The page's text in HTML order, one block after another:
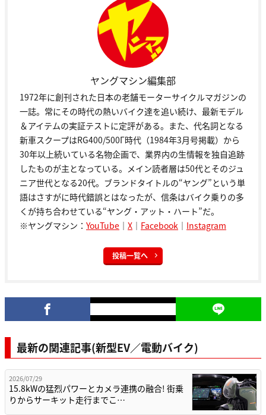
ヤングマシン編集部
1972年に創刊された日本の老舗モーターサイクルマガジンの
一誌。常にその時代の熱いバイク達を追い続け、最新モデル
＆アイテムの実証テストに定評がある。また、代名詞となる
新車スクープはRG400/500Γ時代（1984年3月号掲載）から
30年以上続いている名物企画で、業界内の生情報を独自追跡
したものが主となっている。メイン読者層は50代とそのジュ
ニア世代となる20代。ブランドタイトルの“ヤング”という単
語はさすがに時代錯誤とはなったが、信条はバイク乗りの多
くが持ち合わせている“ヤング・アット・ハート”だ。
※ヤングマシン： YouTube ｜ X ｜ Facebook ｜ Instagram
投稿一覧へ
最新の関連記事(新型EV／電動バイク)
2026/07/29
15.8kWの猛烈パワーとカメラ連携の融合! 街乗
りからサーキット走行までこ…